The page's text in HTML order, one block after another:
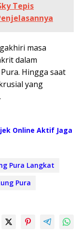
Tepis
masa
dalam
Hingga saat
yang
Online Aktif Jaga
Pura Langkat
Pura